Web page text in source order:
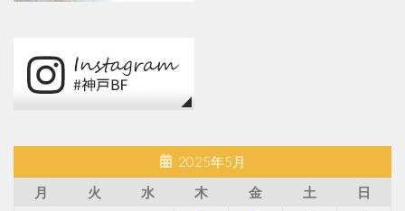
2025年5月
月
火 水 木 金 土
日